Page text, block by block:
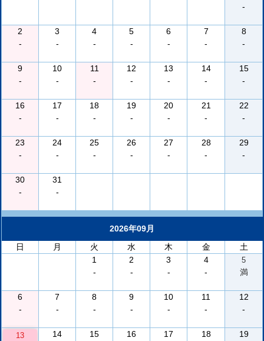
-
2
-
3
-
4
-
5
-
6
-
7
-
8
-
9
-
10
-
11
-
12
-
13
-
14
-
15
-
16
-
17
-
18
-
19
-
20
-
21
-
22
-
23
-
24
-
25
-
26
-
27
-
28
-
29
-
30
-
31
-
2026年09月
日
月 火 水 木 金
土
1
-
2
-
3
-
4
-
5
満
6
-
7
-
8
-
9
-
10
-
11
-
12
-
13
14
15
16
17
18
19